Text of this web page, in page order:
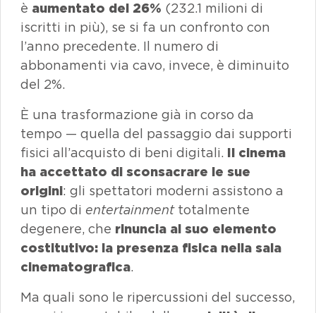
è aumentato del 26% (232.1 milioni di
iscritti in più), se si fa un confronto con
l’anno precedente. Il numero di
abbonamenti via cavo, invece, è diminuito
del 2%.
È una trasformazione già in corso da
tempo — quella del passaggio dai supporti
fisici all’acquisto di beni digitali. Il cinema
ha accettato di sconsacrare le sue
origini: gli spettatori moderni assistono a
un tipo di entertainmenttotalmente
degenere, che rinuncia al suo elemento
costitutivo: la presenza fisica nella sala
cinematografica.
Ma quali sono le ripercussioni del successo,